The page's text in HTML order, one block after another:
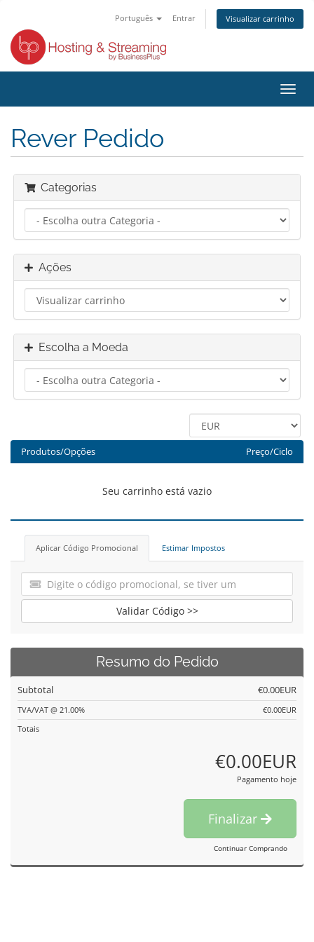
Português Entrar Visualizar carrinho
Rever Pedido
Categorias
Ações
Escolha a Moeda
Produtos/Opções Preço/Ciclo
Seu carrinho está vazio
Aplicar Código Promocional Estimar Impostos
Validar Código >>
Resumo do Pedido
Subtotal €0.00EUR
TVA/VAT @ 21.00%
€0.00EUR
Totais
€0.00EUR
Pagamento hoje
Finalizar
Continuar Comprando